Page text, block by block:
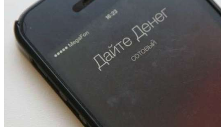
Атака БПЛА в Волгоградской области: есть
пострадавшие и повреждения инфраструктуры
12:01
Волгоградские вузы в топе зарплатного
рейтинга: ВолгГТУ и ВолгГМУ вошли в топ‑15
для химической отрасли и фармацевтики
В Красноармейском районе Волгограда стартует